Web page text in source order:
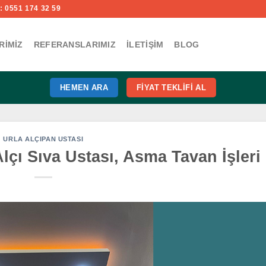
0551 174 32 59
REFERANSLARIMIZ İLETIŞIM BLOG
HEMEN ARA FIYAT TEKLIFI AL
URLA ALÇIPAN USTASI
Sıva Ustası, Asma Tavan İşleri